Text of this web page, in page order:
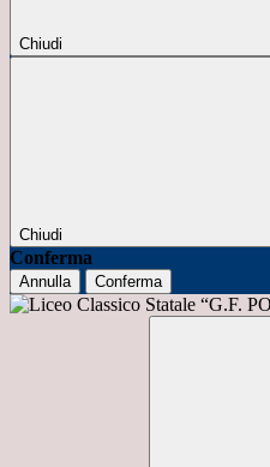
Chiudi
Chiudi
Conferma
Annulla Conferma